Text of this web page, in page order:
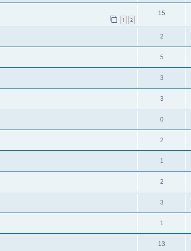
1 2
15
2
5
3
3
0
2
1
2
3
1
13